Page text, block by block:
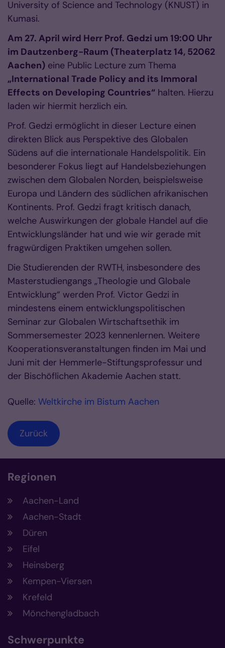
University of Science and Technology (KNUST) in
Kumasi.
Am 27. April wird Herr Prof. Gedzi um 19:00 Uhr
im Dautzenberg-Raum (Theaterplatz 14, 52062
Aachen) eine Public Lecture zum Thema
„International Trade Policy and its Immoral
Effects on Developing Countries“ halten. Hierzu
laden wir hiermit herzlich ein.
Prof. Gedzi ermöglicht in dieser Lecture einen
direkten Blick aus Perspektive des Globalen
Südens auf die internationale Handelspolitik. Ein
besonderer Fokus liegt auf Handelsbeziehungen
zwischen dem Globalen Norden, beispielsweise
Europa und Ländern des südlichen afrikanischen
Kontinents. Prof. Gedzi fragt kritisch danach,
welche Auswirkungen der globale Handel auf die
Entwicklungsländer hat und wie wir gerade mit
fragwürdigen Praktiken umgehen sollen.
Die Studierenden der RWTH, insbesondere des
Masterstudiengangs „Theologie und Globale
Entwicklung“ werden Prof. Victor Gedzi in
mindestens einem entwicklungspolitischen
Seminar zur Globalen Wirtschaftsethik im
Sommersemester 2023 kennenlernen. Weitere
Kooperationsveranstaltungen finden im Mai und
Juni mit der Hemmerle-Stiftungsprofessur und
der Bischöflichen Akademie Aachen statt.
Quelle: Weltkirche im Bistum Aachen
Zurück
Regionen
Aachen-Land
Aachen-Stadt
Düren
Eifel
Heinsberg
Kempen-Viersen
Krefeld
Mönchengladbach
Schwerpunkte